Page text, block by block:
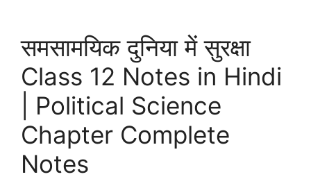
समसामयिक दुनिया में सुरक्षा
Class 12 Notes in Hindi
| Political Science
Chapter Complete
Notes